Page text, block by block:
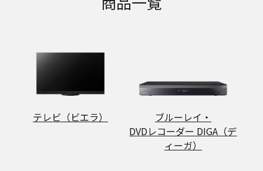
テレビ（ビエラ）
ブルーレイ・
DVDレコーダー DIGA（デ
ィーガ）